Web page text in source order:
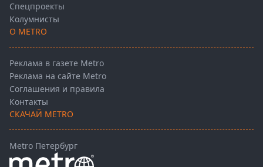
Спецпроекты
Колумнисты
О METRO
Реклама в газете Metro
Реклама на сайте Metro
Соглашения и правила
Контакты
СКАЧАЙ METRO
Metro Петербург